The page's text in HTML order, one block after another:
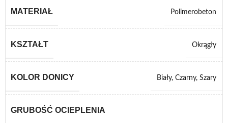
MATERIAŁ Polimerobeton
KSZTAŁT Okrągły
KOLOR DONICY Biały, Czarny, Szary
GRUBOŚĆ OCIEPLENIA